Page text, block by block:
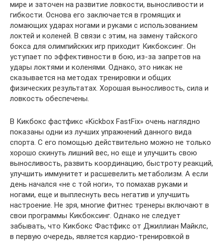
мире и заточен на развитие ловкости, выносливости и
гибкости. Основа его заключается в громящих и
ломающих ударах ногами и руками с использованием
локтей и коленей. В связи с этим, на замену тайского
бокса для олимпийских игр приходит Кикбоксинг. Он
уступает по эффективности в бою, из-за запретов на
удары локтями и коленями. Однако, это никак не
сказывается на методах тренировки и общих
физических результатах. Хорошая выносливость, сила и
ловкость обеспечены.
В Кикбокс фастфикс «Kickbox FastFix» очень наглядно
показаны одни из лучших упражнений данного вида
спорта. С его помощью действительно можно не только
хорошо скинуть лишний вес, но еще и улучшить свою
выносливость, развить координацию, быстроту реакций,
улучшить иммунитет и расшевелить метаболизм. А если
день начался «не с той ноги», то помахав руками и
ногами, еще и выплеснуть весь негатив и улучшить
настроение. Не зря, многие фитнес тренеры включают в
свои программы Кикбоксинг. Однако не следует
забывать, что Кикбокс Фастфикс от Джиллиан Майклс,
в первую очередь, является кардио-тренировкой в